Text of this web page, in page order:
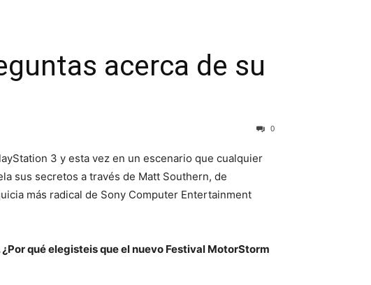
acerca de su
0
3 y esta vez en un escenario que cualquier
sus secretos a través de Matt Southern, de
más radical de Sony Computer Entertainment
qué elegisteis que el nuevo Festival MotorStorm